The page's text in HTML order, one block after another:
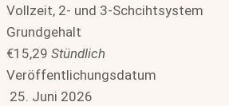
Vollzeit, 2- und 3-Schcihtsystem
Grundgehalt
€15,29 Stündlich
Veröffentlichungsdatum
25. Juni 2026